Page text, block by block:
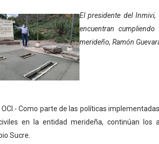
Gobierno bolivariano avanza en
Niños merideños aprenden sobre
Hospital universitario muestra sus
Instituto Nacional de Nutrición
Gobernación de Mérida fortalece
Corposalud inició talleres para
El presidente del
encuentran
merideño, Ramón
OCI.- Como parte de las políticas
en la entidad merideña, continúan los
Sucre.